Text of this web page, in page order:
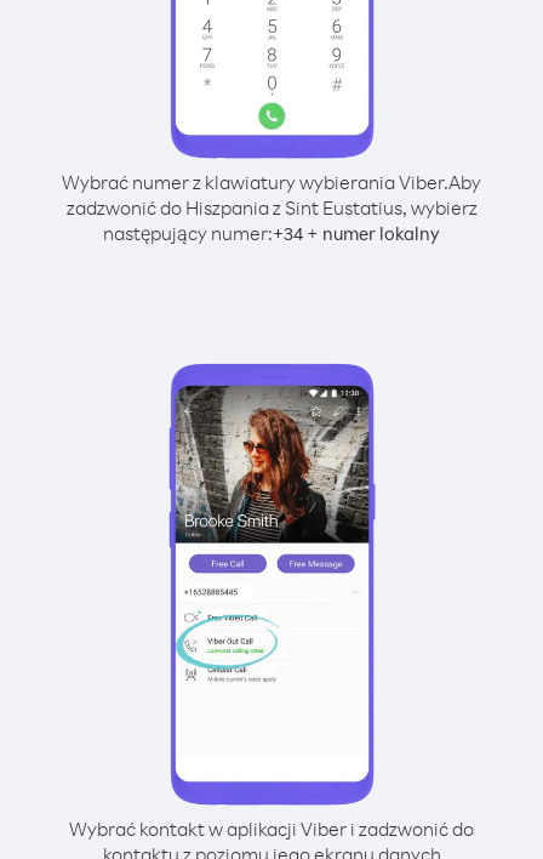
Wybrać numer z klawiatury wybierania Viber.Aby
zadzwonić do Hiszpania z Sint Eustatius, wybierz
następujący numer:+34 + numer lokalny
Wybrać kontakt w aplikacji Viber i zadzwonić do
kontaktu z poziomu jego ekranu danych